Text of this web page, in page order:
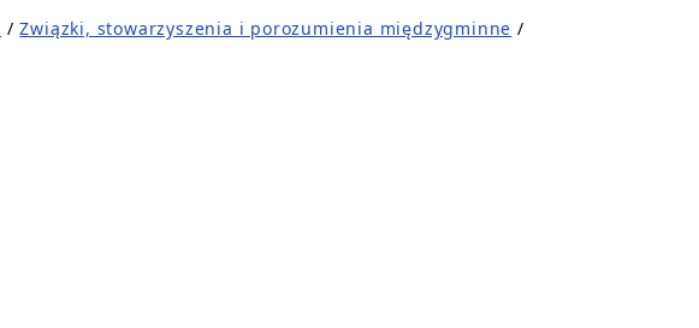
/Związki, stowarzyszenia i porozumienia międzygminne /